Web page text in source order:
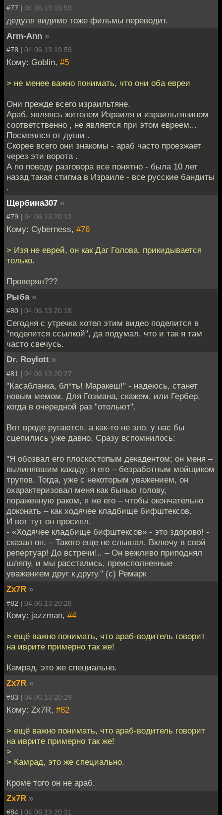
#77 | 04.06.13 19:59
дедуля видимо тоже фильмы переводит.
Arm-Ann »
#78 | 04.06.13 19:59
Кому: Goblin, #5
> не менее важно понимать, что они оба евреи
Они прежде всего израильтяне.
Араб, являясь жителем Израиля и израильтянином
соответственно , не является при этом евреем...
Посмеялся от души .
Скорее всего они знакомы - араб часто проезжает
через эти ворота .
А по поводу разговора все понятно - была 10 лет
назад такая стигма в Израиле - все русские бандиты
.
Щербина307 »
#79 | 04.06.13 20:12
Кому: Cyberness, #76
> Изя не еврей, он как Даг Голова, прикидывается
только.
Проверял???
Рыбa »
#80 | 04.06.13 20:18
Сегодня с утречка хотел этим видео поделится в
"поделится ссылкой", да подумал, что и так я там
часто свечусь.
Dr. Roylott »
#81 | 04.06.13 20:27
"Касабланка, бл*ть! Маракеш!" - надеюсь, станет
новым мемом. Для Гозмана, скажем, или Гербер,
когда в очередной раз "отольют".
Вот вроде ругаются, а как-то не зло, у нас бы
сцепились уже давно. Сразу вспомнилось:
"Я обозвал его плоскостопым декадентом; он меня –
вылинявшим какаду; я его – безработным мойщиком
трупов. Тогда, уже с некоторым уважением, он
охарактеризовал меня как бычью голову,
пораженную раком, я же его – чтобы окончательно
доконать – как ходячее кладбище бифштексов.
И вот тут он просиял.
- «Ходячее кладбище бифштексов» - это здорово! -
сказал он. – Такого еще не слышал. Включу в свой
репертуар! До встречи!.. – Он вежливо приподнял
шляпу, и мы расстались, преисполненные
уважением друг к другу." (с) Ремарк
Zx7R »
#82 | 04.06.13 20:28
Кому: jazzman, #4
> ещё важно понимать, что араб-водитель говорит
на иврите примерно так же!
Камрад, это же специально.
Zx7R »
#83 | 04.06.13 20:29
Кому: Zx7R, #82
> ещё важно понимать, что араб-водитель говорит
на иврите примерно так же!
>
> Камрад, это же специально.
Кроме того он не араб.
Zx7R »
#84 | 04.06.13 20:31